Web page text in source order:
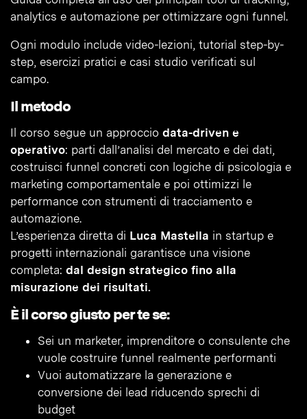
analytics e automazione per ottimizzare ogni funnel.
Ogni modulo include video-lezioni, tutorial step-by-
step, esercizi pratici e casi studio verificati sul
campo.
Il metodo
Il corso segue un approccio data-driven e
operativo: parti dall’analisi del mercato e dei dati,
costruisci funnel concreti con logiche di psicologia e
marketing comportamentale e poi ottimizzi le
performance con strumenti di tracciamento e
automazione.
L’esperienza diretta di Luca Mastella in startup e
progetti internazionali garantisce una visione
completa: dal design strategico fino alla
misurazione dei risultati.
È il corso giusto per te se:
Sei un marketer, imprenditore o consulente che
vuole costruire funnel realmente performanti
Vuoi automatizzare la generazione e
conversione dei lead riducendo sprechi di
budget